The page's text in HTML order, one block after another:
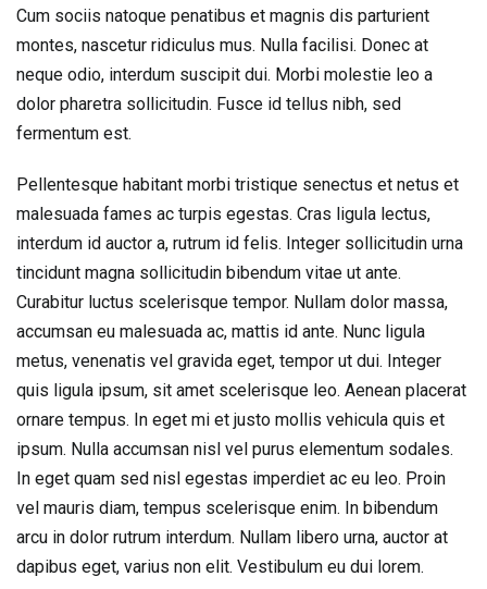
Cum sociis natoque penatibus et magnis dis parturient
montes, nascetur ridiculus mus. Nulla facilisi. Donec at
neque odio, interdum suscipit dui. Morbi molestie leo a
dolor pharetra sollicitudin. Fusce id tellus nibh, sed
fermentum est.
Pellentesque habitant morbi tristique senectus et netus et
malesuada fames ac turpis egestas. Cras ligula lectus,
interdum id auctor a, rutrum id felis. Integer sollicitudin urna
tincidunt magna sollicitudin bibendum vitae ut ante.
Curabitur luctus scelerisque tempor. Nullam dolor massa,
accumsan eu malesuada ac, mattis id ante. Nunc ligula
metus, venenatis vel gravida eget, tempor ut dui. Integer
quis ligula ipsum, sit amet scelerisque leo. Aenean placerat
ornare tempus. In eget mi et justo mollis vehicula quis et
ipsum. Nulla accumsan nisl vel purus elementum sodales.
In eget quam sed nisl egestas imperdiet ac eu leo. Proin
vel mauris diam, tempus scelerisque enim. In bibendum
arcu in dolor rutrum interdum. Nullam libero urna, auctor at
dapibus eget, varius non elit. Vestibulum eu dui lorem.